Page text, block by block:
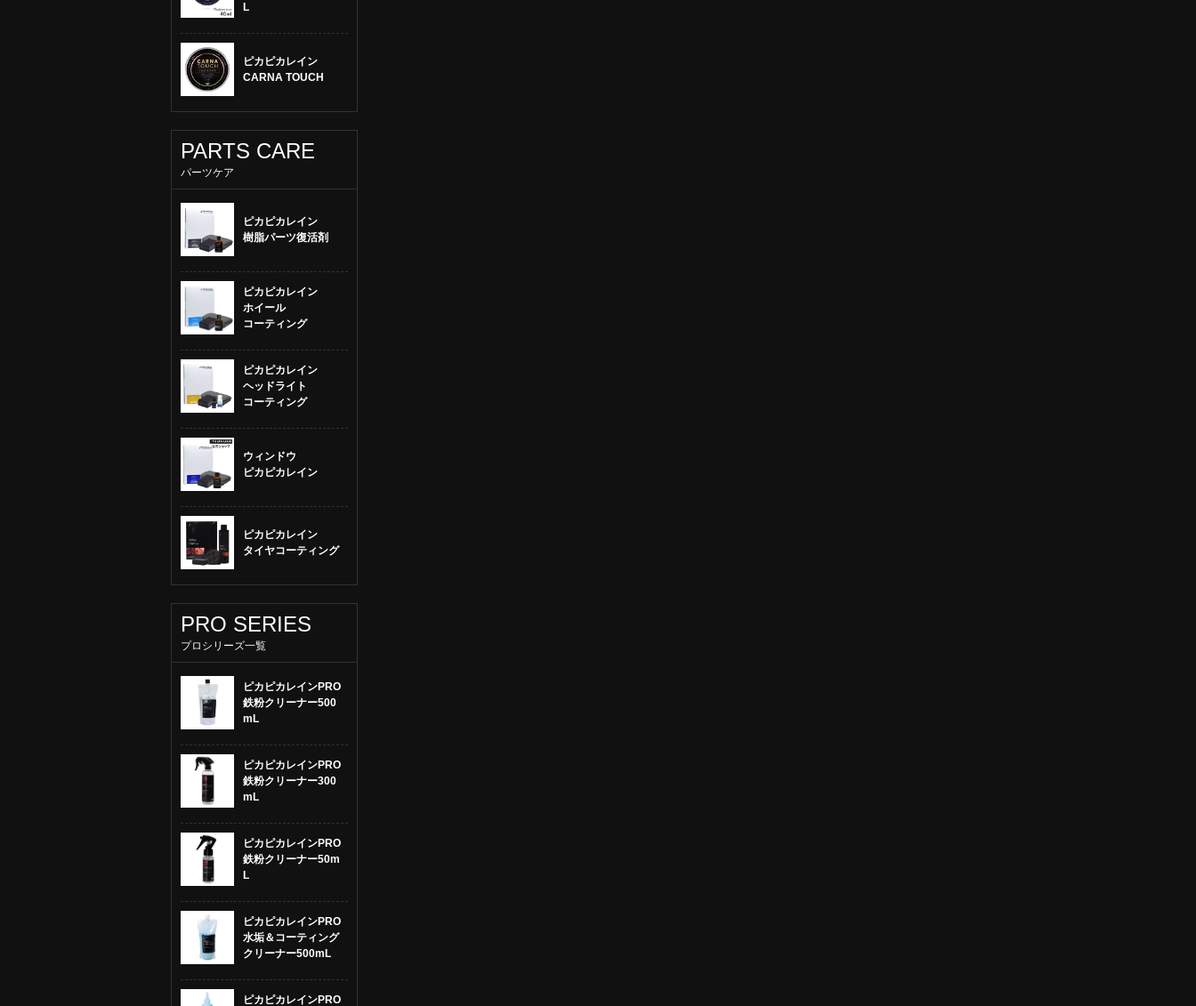
L
ピカピカレイン
CARNA TOUCH
PARTS CARE
パーツケア
ピカピカレイン
樹脂パーツ復活剤
ピカピカレイン
ホイール
コーティング
ピカピカレイン
ヘッドライト
コーティング
ウィンドウ
ピカピカレイン
ピカピカレイン
タイヤコーティング
PRO SERIES
プロシリーズ一覧
ピカピカレインPRO
鉄粉クリーナー500
mL
ピカピカレインPRO
鉄粉クリーナー300
mL
ピカピカレインPRO
鉄粉クリーナー50m
L
ピカピカレインPRO
水垢＆コーティング
クリーナー500mL
ピカピカレインPRO